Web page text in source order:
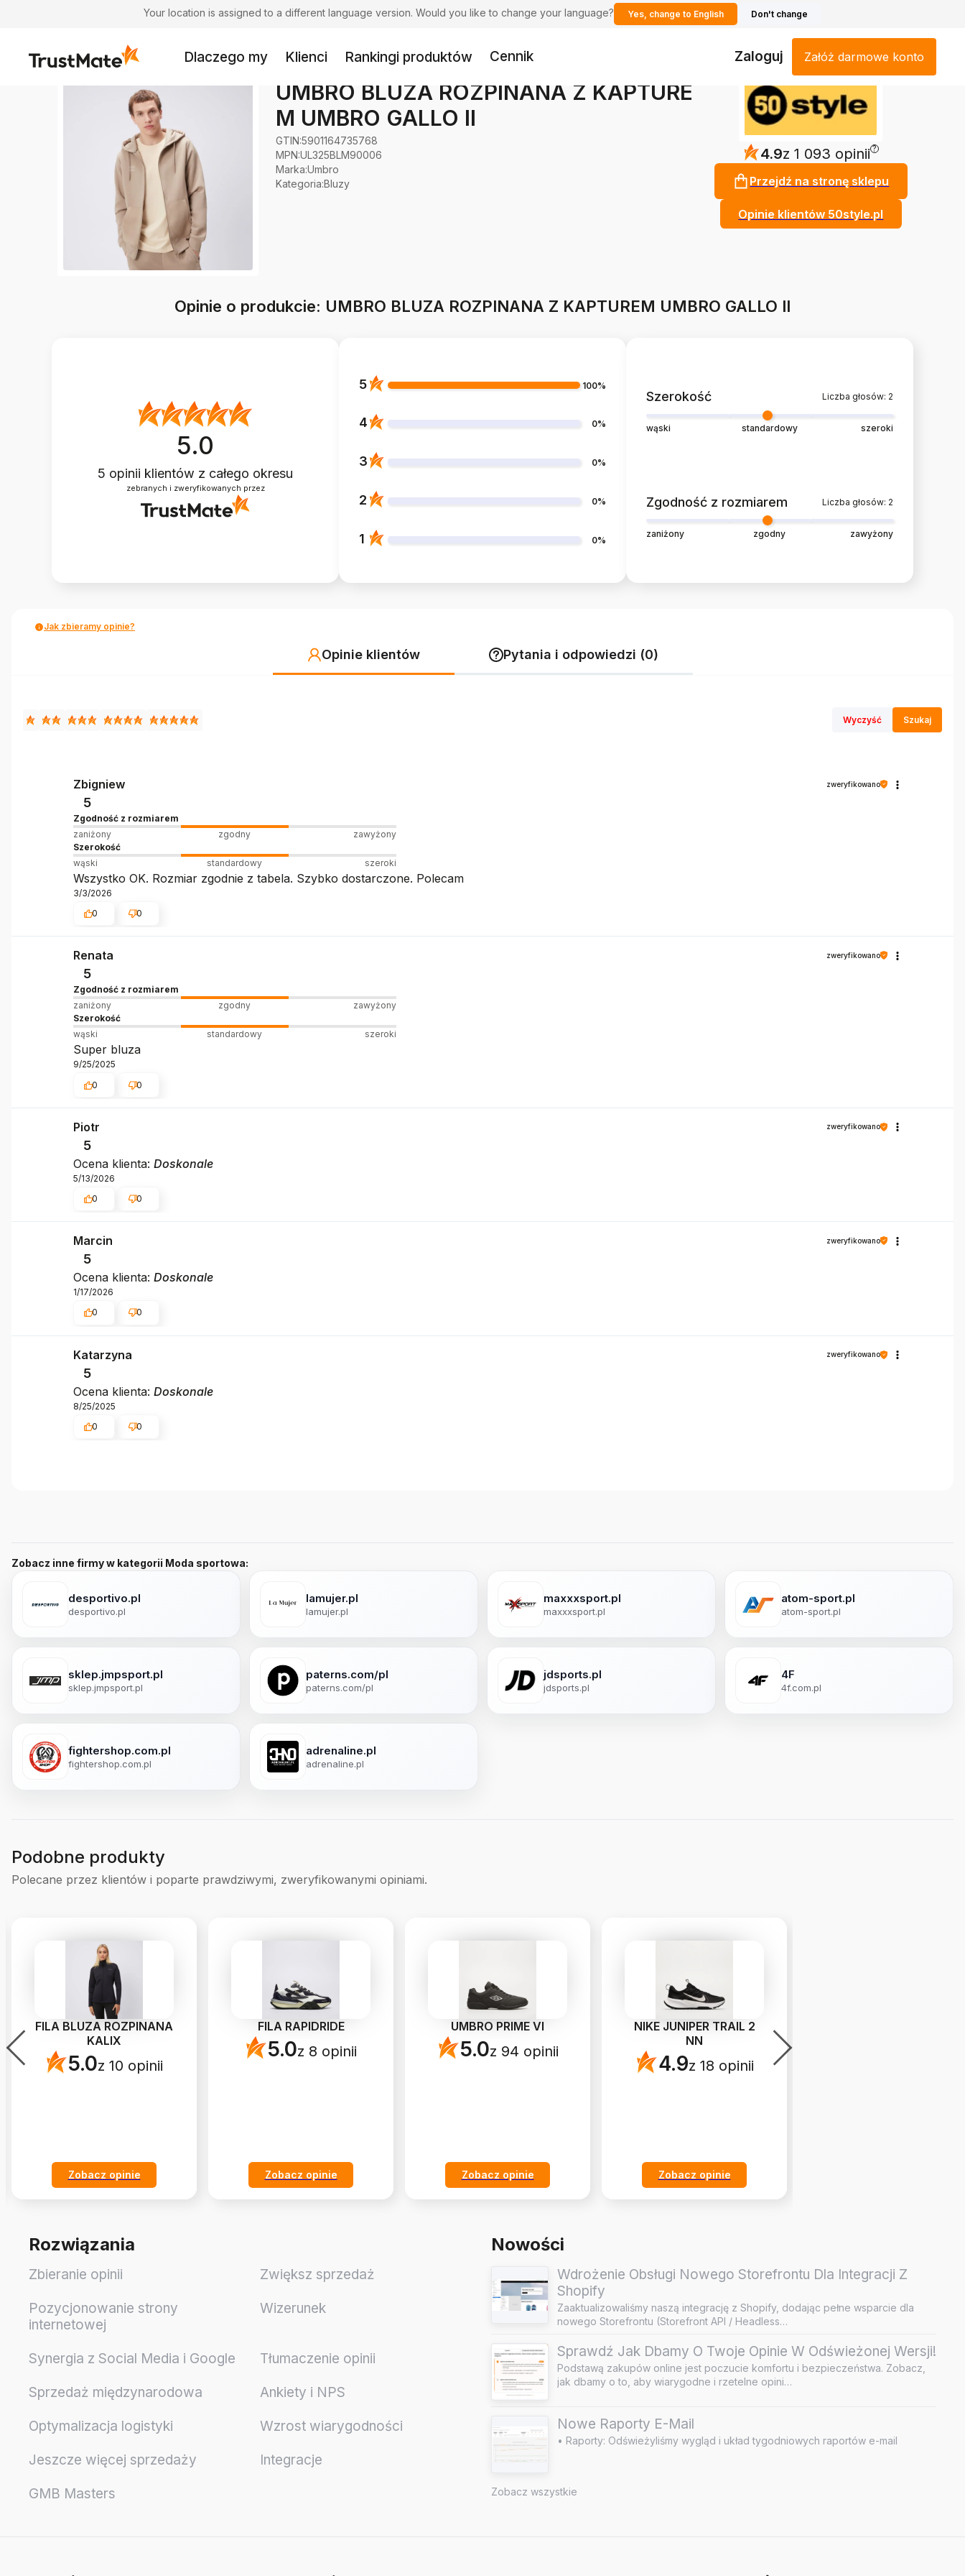
Your location is assigned to a different language version. Would you like to change your language? Yes, change to English Don't change
Dlaczego my Klienci Rankingi produktów Cennik Zaloguj Załóż darmowe konto
UMBRO BLUZA ROZPINANA Z KAPTURE
M UMBRO GALLO II
GTIN:5901164735768
MPN:UL325BLM90006
Marka:Umbro
Kategoria:Bluzy
4.9z 1 093 opinii ?
Przejdź na stronę sklepu
Opinie klientów 50style.pl
Opinie o produkcie: UMBRO BLUZA ROZPINANA Z KAPTUREM UMBRO GALLO II
5.0
5 opinii klientów z całego okresu
zebranych i zweryfikowanych przez
5 100%
4 0%
3 0%
2 0%
1 0%
Szerokość Liczba głosów: 2
wąski standardowy szeroki
Zgodność z rozmiarem Liczba głosów: 2
zaniżony zgodny zawyżony
Jak zbieramy opinie?
Opinie klientów Pytania i odpowiedzi (0)
Wyczyść Szukaj
Zbigniew zweryfikowano
5
Zgodność z rozmiarem
zaniżony
zgodny
zawyżony
Szerokość
wąski
standardowy szeroki
Wszystko OK. Rozmiar zgodnie z tabela. Szybko dostarczone. Polecam
3/3/2026
0
0
Renata zweryfikowano
5
Zgodność z rozmiarem
zaniżony
zgodny
zawyżony
Szerokość
wąski
standardowy szeroki
Super bluza
9/25/2025
0
0
Piotr zweryfikowano
5
Ocena klienta: Doskonale
5/13/2026
0
0
Marcin zweryfikowano
5
Ocena klienta: Doskonale
1/17/2026
0
0
Katarzyna zweryfikowano
5
Ocena klienta: Doskonale
8/25/2025
0
0
Zobacz inne firmy w kategorii Moda sportowa:
desportivo.pl
desportivo.pl
lamujer.pl
lamujer.pl
maxxxsport.pl
maxxxsport.pl
atom-sport.pl
atom-sport.pl
sklep.jmpsport.pl
sklep.jmpsport.pl
paterns.com/pl
paterns.com/pl
jdsports.pl
jdsports.pl
4F
4f.com.pl
fightershop.com.pl
fightershop.com.pl
adrenaline.pl
adrenaline.pl
Podobne produkty
Polecane przez klientów i poparte prawdziwymi, zweryfikowanymi opiniami.
FILA BLUZA ROZPINANA
KALIX
5.0z 10 opinii
Zobacz opinie
FILA RAPIDRIDE
5.0z 8 opinii
Zobacz opinie
UMBRO PRIME VI
5.0z 94 opinii
Zobacz opinie
NIKE JUNIPER TRAIL 2
NN
4.9z 18 opinii
Zobacz opinie
Rozwiązania
Zbieranie opinii Zwiększ sprzedaż
Pozycjonowanie strony
internetowej
Wizerunek
Synergia z Social Media i Google Tłumaczenie opinii
Sprzedaż międzynarodowa Ankiety i NPS
Optymalizacja logistyki Wzrost wiarygodności
Jeszcze więcej sprzedaży Integracje
GMB Masters
Nowości
Wdrożenie Obsługi Nowego Storefrontu Dla Integracji Z
Shopify
Zaaktualizowaliśmy naszą integrację z Shopify, dodając pełne wsparcie dla
nowego Storefrontu (Storefront API / Headless…
Sprawdź Jak Dbamy O Twoje Opinie W Odświeżonej Wersji!
Podstawą zakupów online jest poczucie komfortu i bezpieczeństwa. Zobacz,
jak dbamy o to, aby wiarygodne i rzetelne opini…
Nowe Raporty E-Mail
• Raporty: Odświeżyliśmy wygląd i układ tygodniowych raportów e-mail
Zobacz wszystkie